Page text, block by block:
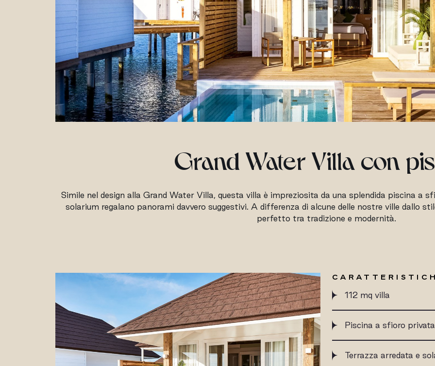
Grand Water Villa con
Simile nel design alla Grand Water Villa, questa villa è impreziosita da una splendida piscina a
solarium regalano panorami davvero suggestivi. A differenza di alcune delle nostre ville dallo
perfetto tra tradizione e modernità.
112 mq villa
Piscina a sfioro privata
Terrazza arredata e